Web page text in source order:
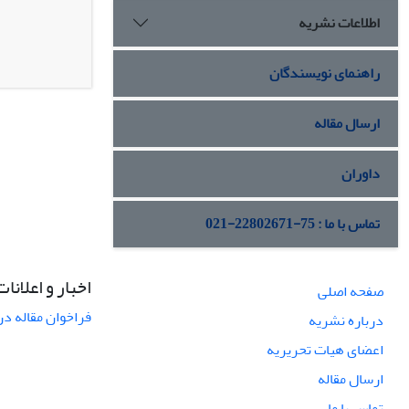
اطلاعات نشریه
راهنمای نویسندگان
ارسال مقاله
داوران
تماس با ما : 75-22802671-021
صفحه اصلی
درباره نشریه
اعضای هیات تحریریه
ارسال مقاله
اخبار و
فراخوان مقاله